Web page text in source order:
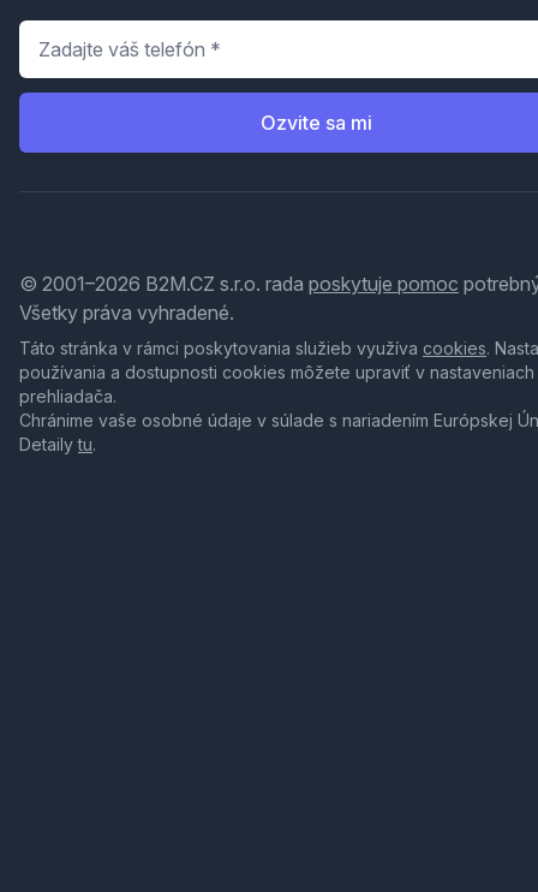
Telefón
Ozvite sa mi
© 2001–2026 B2M.CZ s.r.o. rada poskytuje pomoc
Všetky práva vyhradené.
Táto stránka v rámci poskytovania služieb využíva cookies.
používania a dostupnosti cookies môžete upraviť v nastaveniach
prehliadača.
Chránime vaše osobné údaje v súlade s nariadením Európskej
Detailytu.